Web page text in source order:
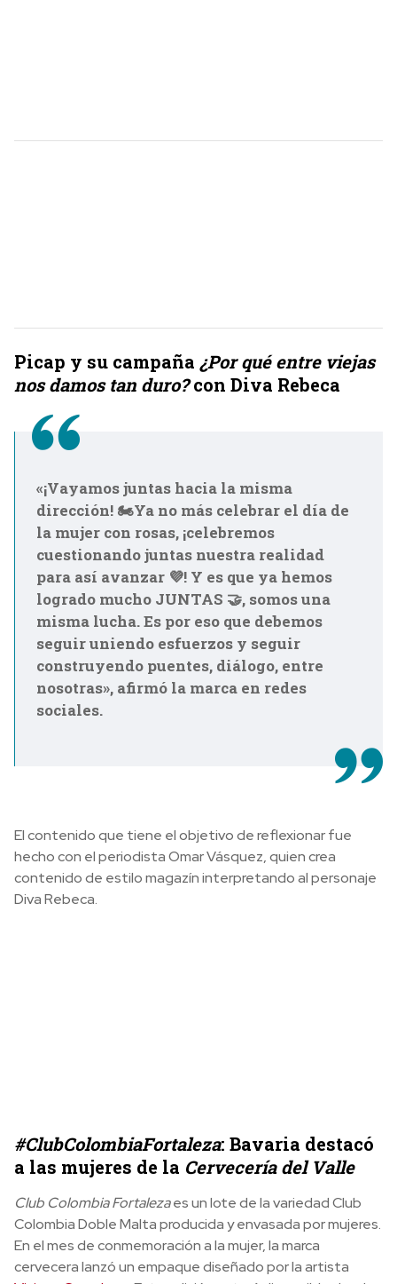
Picap y su campaña ¿Por qué entre viejas
nos damos tan duro?con Diva Rebeca
«¡Vayamos juntas hacia la misma
dirección! 🏍Ya no más celebrar el día de
la mujer con rosas, ¡celebremos
cuestionando juntas nuestra realidad
para así avanzar 💜! Y es que ya hemos
logrado mucho JUNTAS 🤝, somos una
misma lucha. Es por eso que debemos
seguir uniendo esfuerzos y seguir
construyendo puentes, diálogo, entre
nosotras», afirmó la marca en redes
sociales.
El contenido que tiene el objetivo de reflexionar fue
hecho con el periodista Omar Vásquez, quien crea
contenido de estilo magazín interpretando al personaje
Diva Rebeca.
#ClubColombiaFortaleza: Bavaria destacó
a las mujeres de la Cervecería del Valle
Club Colombia Fortalezaes un lote de la variedad Club
Colombia Doble Malta producida y envasada por mujeres.
En el mes de conmemoración a la mujer, la marca
cervecera lanzó un empaque diseñado por la artista